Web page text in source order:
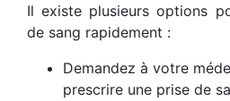
Il existe plusieurs options
de sang rapidement :
Demandez à votre
prescrire une prise de